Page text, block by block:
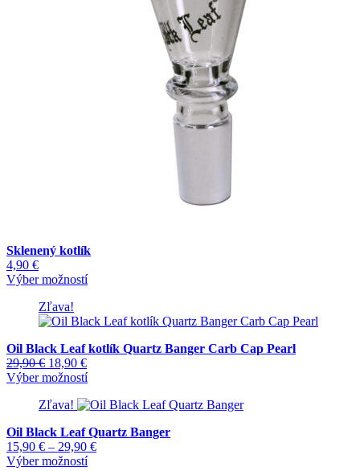
Sklenený kotlík
4,90 €
Výber možnostíTento
viacero
Možnosti
môžete
na
produktu.
Zľava!
Oil Black Leaf kotlík Quartz Banger Carb Cap Pearl
29,90€ Pôvodná
cena
29,90 €.
18,90 €Aktuálna
cena
18,90 €.
Výber možnostíTento
má
variantov.
Možnosti
si
Zľava!
Oil Black Leaf Quartz Banger
15,90 € – 29,90 €Price
Výber možnostíTento